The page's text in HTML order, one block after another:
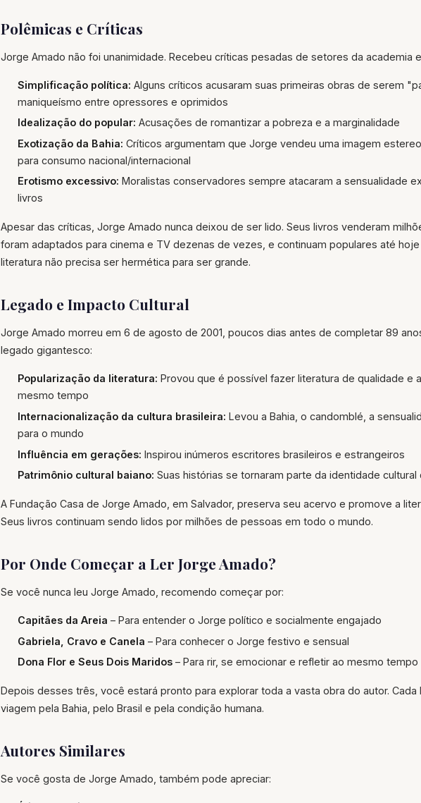
Polêmicas e Críticas
Jorge Amado não foi unanimidade. Recebeu críticas pesadas de setores da academia
Simplificação política: Alguns críticos acusaram suas primeiras obras de serem
maniqueísmo entre opressores e oprimidos
Idealização do popular: Acusações de romantizar a pobreza e a marginalidade
Exotização da Bahia: Críticos argumentam que Jorge vendeu uma imagem
para consumo nacional/internacional
Erotismo excessivo: Moralistas conservadores sempre atacaram a sensualidade
livros
Apesar das críticas, Jorge Amado nunca deixou de ser lido. Seus livros venderam
foram adaptados para cinema e TV dezenas de vezes, e continuam populares até
literatura não precisa ser hermética para ser grande.
Legado e Impacto Cultural
Jorge Amado morreu em 6 de agosto de 2001, poucos dias antes de completar 89
legado gigantesco:
Popularização da literatura: Provou que é possível fazer literatura de qualidade e
mesmo tempo
Internacionalização da cultura brasileira: Levou a Bahia, o candomblé, a
para o mundo
Influência em gerações: Inspirou inúmeros escritores brasileiros e estrangeiros
Patrimônio cultural baiano: Suas histórias se tornaram parte da identidade cultural
A Fundação Casa de Jorge Amado, em Salvador, preserva seu acervo e promove a
Seus livros continuam sendo lidos por milhões de pessoas em todo o mundo.
Por Onde Começar a Ler Jorge Amado?
Se você nunca leu Jorge Amado, recomendo começar por:
Capitães da Areia – Para entender o Jorge político e socialmente engajado
Gabriela, Cravo e Canela – Para conhecer o Jorge festivo e sensual
Dona Flor e Seus Dois Maridos – Para rir, se emocionar e refletir ao mesmo tempo
Depois desses três, você estará pronto para explorar toda a vasta obra do autor. Cada
viagem pela Bahia, pelo Brasil e pela condição humana.
Autores Similares
Se você gosta de Jorge Amado, também pode apreciar: